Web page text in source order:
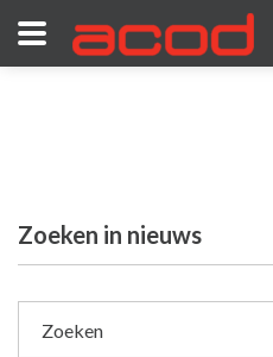
Zoeken in nieuws
Zoeken